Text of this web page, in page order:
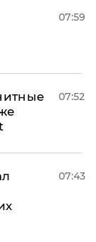
07:59
07:52
07:43